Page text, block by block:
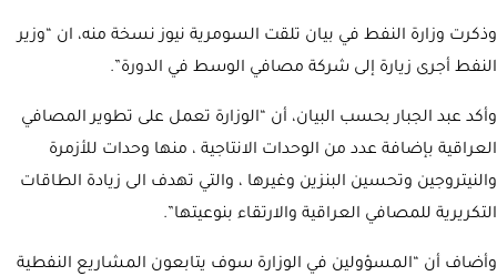
وذكرت وزارة النفط في بيان تلقت السومرية نيوز نسخة منه، ان “وزير
النفط أجرى زيارة إلى شركة مصافي الوسط في الدورة”.
وأكد عبد الجبار بحسب البيان، أن “الوزارة تعمل على تطوير المصافي
العراقية بإضافة عدد من الوحدات الانتاجية ، منها وحدات للأزمرة
والنيتروجين وتحسين البنزين وغيرها ، والتي تهدف الى زيادة الطاقات
التكريرية للمصافي العراقية والارتقاء بنوعيتها”.
وأضاف أن “المسؤولين في الوزارة سوف يتابعون المشاريع النفطية